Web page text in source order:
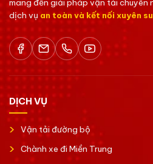
mang đến giải pháp vận tải chuyên
dịch vụan toàn và kết nối xuyên
DỊCH VỤ
Vận tải đường bộ
Chành xe đi Miền Trung